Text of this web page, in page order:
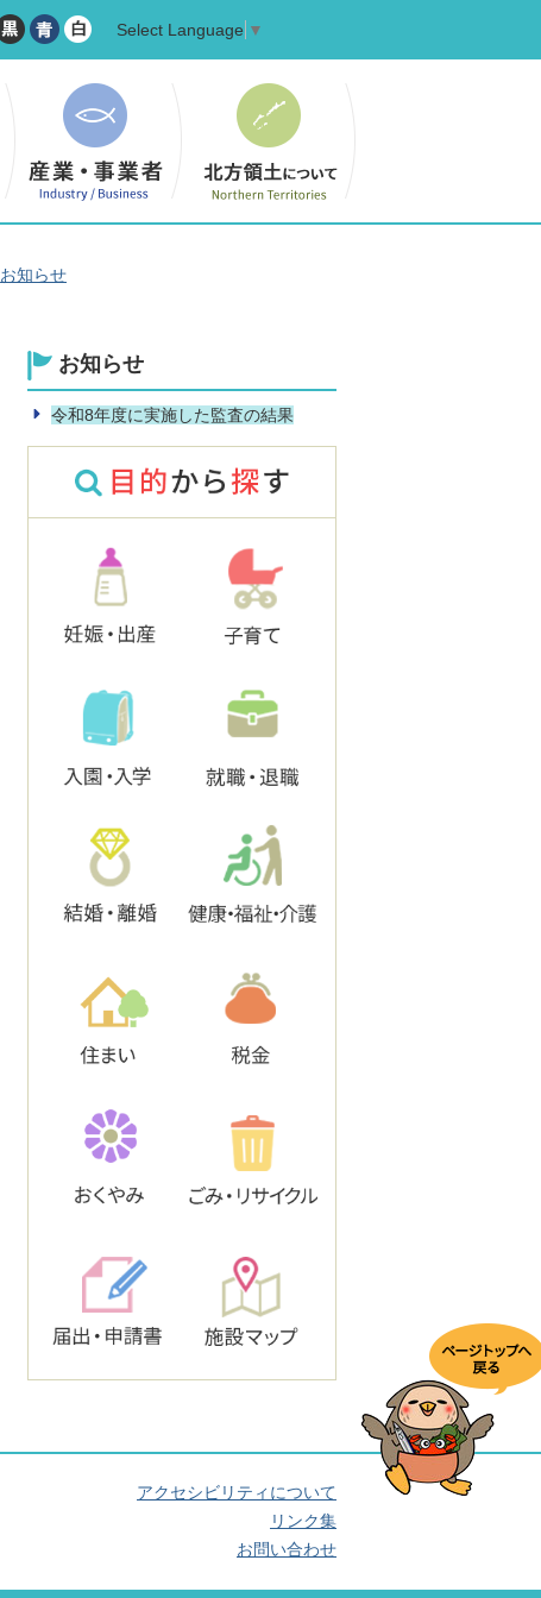
Select Language ▼
お知らせ
お知らせ
令和8年度に実施した監査の結果
アクセシビリティについて
リンク集
お問い合わせ